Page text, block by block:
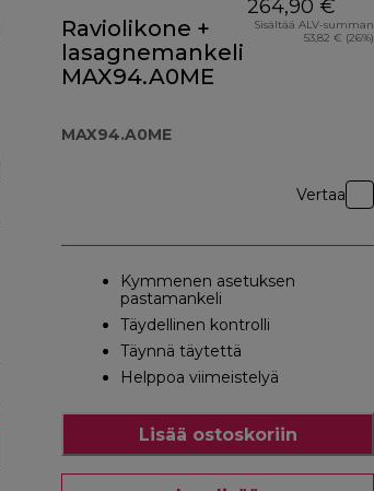
Raviolikone +
lasagnemankeli
MAX94.A0ME
MAX94.A0ME
264,90 €
Sisältää ALV-summan
53,82 € (26%)
Vertaa
Kymmenen asetuksen
pastamankeli
Täydellinen kontrolli
Täynnä täytettä
Helppoa viimeistelyä
Lisää ostoskoriin